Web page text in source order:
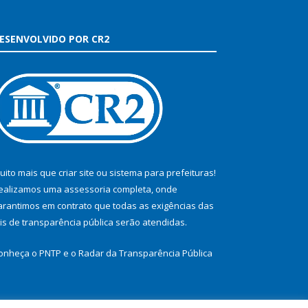
POR CR2
mais que criar site ou sistema para prefeituras!
uma assessoria completa, onde
em contrato que todas as exigências das
de transparência pública serão atendidas.
o PNTP e o Radar da Transparência Pública